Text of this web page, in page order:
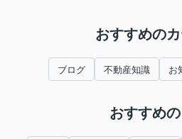
おすすめの
ブログ 不動産知識 お
おすすめ